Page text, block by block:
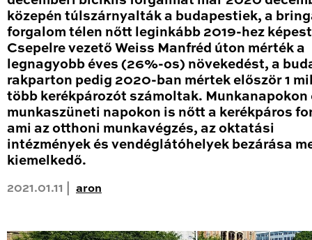
közepén túlszárnyalták a budapestiek, a
forgalom télen nőtt leginkább 2019-hez
Csepelre vezető Weiss Manfréd úton mérték a
legnagyobb éves (26%-os) növekedést, a
rakparton pedig 2020-ban mértek először 1
több kerékpározót számoltak. Munkanapokon
munkaszüneti napokon is nőtt a kerékpáros
ami az otthoni munkavégzés, az oktatási
intézmények és vendéglátóhelyek bezárása
kiemelkedő.
2021.01.11 | aron